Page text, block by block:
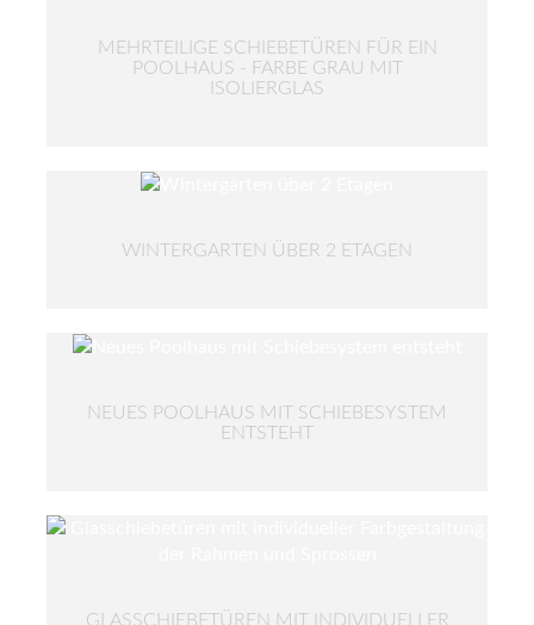
MEHRTEILIGE SCHIEBETÜREN FÜR EIN
POOLHAUS - FARBE GRAU MIT
ISOLIERGLAS
WINTERGARTEN ÜBER 2 ETAGEN
NEUES POOLHAUS MIT SCHIEBESYSTEM
ENTSTEHT
GLASSCHIEBETÜREN MIT INDIVIDUELLER